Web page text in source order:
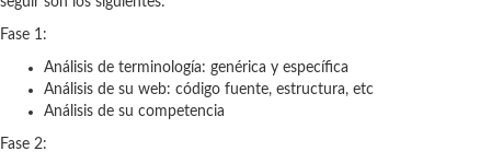
Fase 1:
Análisis de terminología: genérica y específica
Análisis de su web: código fuente, estructura, etc
Análisis de su competencia
Fase 2: